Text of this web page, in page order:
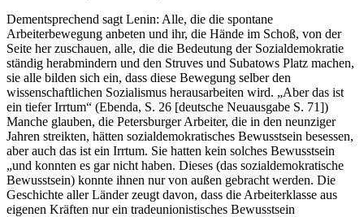
Dementsprechend sagt Lenin: Alle, die die spontane
Arbeiterbewegung anbeten und ihr, die Hände im Schoß, von der
Seite her zuschauen, alle, die die Bedeutung der Sozialdemokratie
ständig herabmindern und den Struves und Subatows Platz machen,
sie alle bilden sich ein, dass diese Bewegung selber den
wissenschaftlichen Sozialismus herausarbeiten wird. „Aber das ist
ein tiefer Irrtum“ (Ebenda, S. 26 [deutsche Neuausgabe S. 71])
Manche glauben, die Petersburger Arbeiter, die in den neunziger
Jahren streikten, hätten sozialdemokratisches Bewusstsein besessen,
aber auch das ist ein Irrtum. Sie hatten kein solches Bewusstsein
„und konnten es gar nicht haben. Dieses (das sozialdemokratische
Bewusstsein) konnte ihnen nur von außen gebracht werden. Die
Geschichte aller Länder zeugt davon, dass die Arbeiterklasse aus
eigenen Kräften nur ein tradeunionistisches Bewusstsein